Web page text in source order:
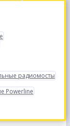
радиомосты
Powerline